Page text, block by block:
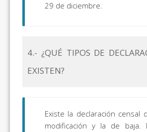
29 de diciembre.
4.- ¿QUÉ TIPOS DE
EXISTEN?
Existe la declaración censal
modificación y la de baja.